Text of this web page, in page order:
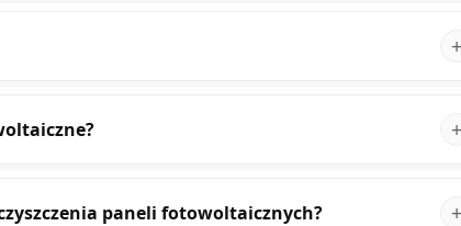
paneli fotowoltaicznych?